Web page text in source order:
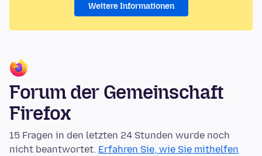
Weitere Informationen
Forum der Gemeinschaft
Firefox
15 Fragen in den letzten 24 Stunden wurde noch
nicht beantwortet. Erfahren Sie, wie Sie mithelfen